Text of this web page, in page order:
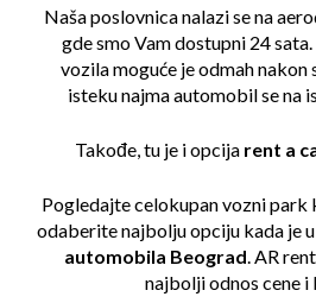
Naša poslovnica nalazi se na
gde smo Vam dostupni 24
vozila moguće je odmah nakon
isteku najma automobil se na
Takođe, tu je i opcija rent a
Pogledajte celokupanvozni park
odaberite najbolju opciju kada je
automobila Beograd. AR
najbolji odnos cene i